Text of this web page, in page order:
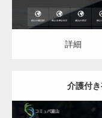
詳細
介護付